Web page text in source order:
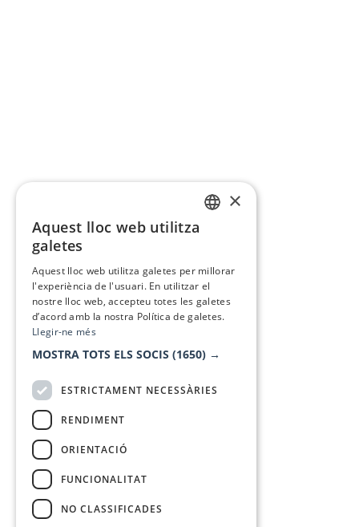
×
Aquest lloc web utilitza
galetes
Aquest lloc web utilitza galetes per millorar
l'experiència de l'usuari. En utilitzar el
nostre lloc web, accepteu totes les galetes
d’acord amb la nostra Política de galetes.
Llegir-ne més
MOSTRA TOTS ELS SOCIS (1650) →
ESTRICTAMENT NECESSÀRIES
RENDIMENT
ORIENTACIÓ
FUNCIONALITAT
NO CLASSIFICADES